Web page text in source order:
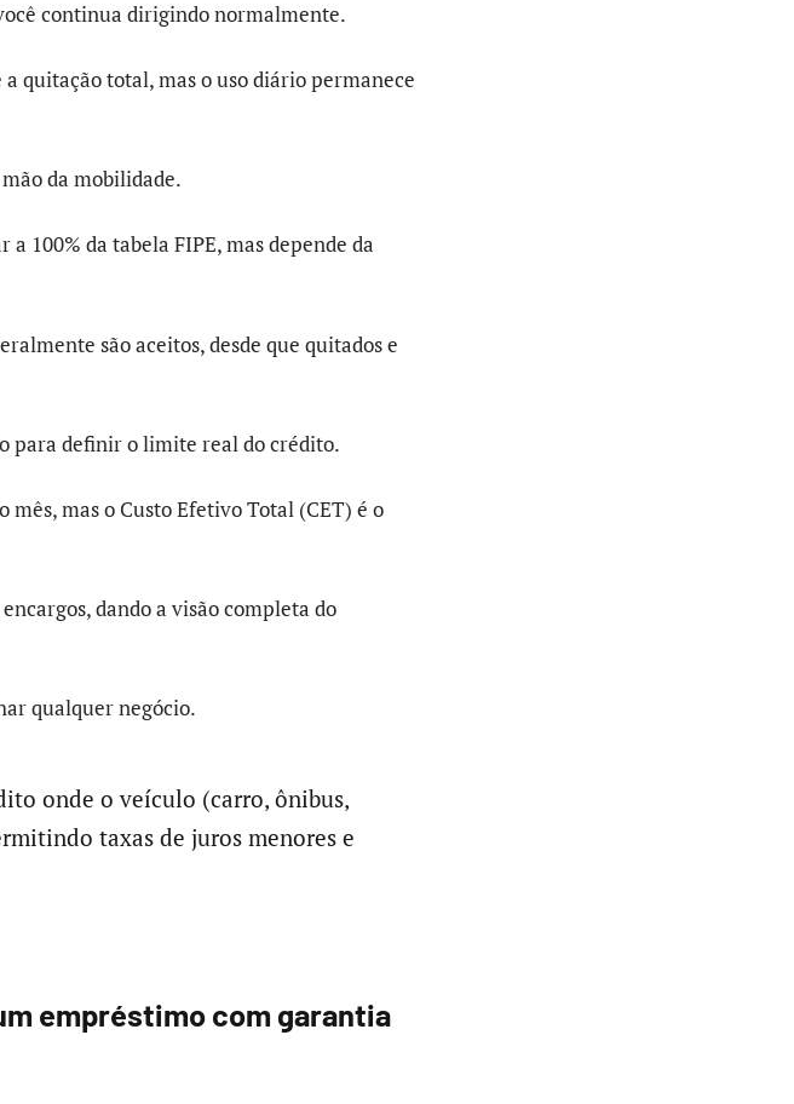
continua dirigindo normalmente.
quitação total, mas o uso diário permanece
da mobilidade.
100% da tabela FIPE, mas depende da
são aceitos, desde que quitados e
para definir o limite real do crédito.
mês, mas o Custo Efetivo Total (CET) é o
dando a visão completa do
qualquer negócio.
onde o veículo (carro, ônibus,
taxas de juros menores e
empréstimo com garantia